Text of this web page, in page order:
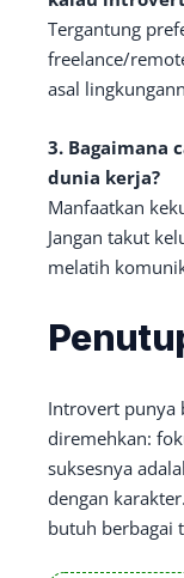
Tergantung
freelance/
asal
3. Bagaimana
dunia kerja?
Manfaatkan
Jangan takut
melatih
Introvert punya
diremehkan:
suksesnya
dengan
butuh berbagai